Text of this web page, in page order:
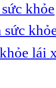
khỏe
sức
lái